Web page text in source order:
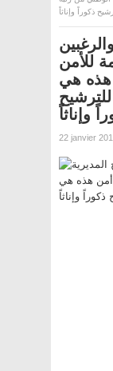
ذكوراً وإناثاً
للأمن
هذه هي
للترشيح
وإناثاً
22 janvier